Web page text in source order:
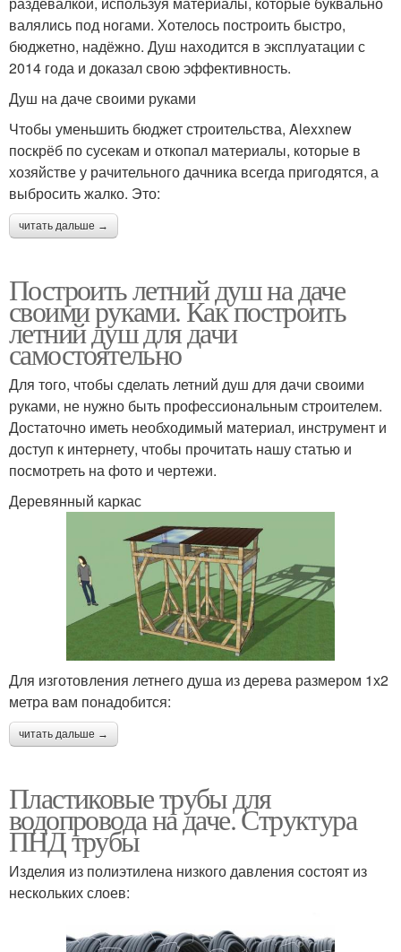
валялись под ногами. Хотелось построить быстро,
бюджетно, надёжно. Душ находится в эксплуатации с
2014 года и доказал свою эффективность.
Душ на даче своими руками
Чтобы уменьшить бюджет строительства, Alexxnew
поскрёб по сусекам и откопал материалы, которые в
хозяйстве у рачительного дачника всегда пригодятся, а
выбросить жалко. Это:
читать дальше →
Построить летний душ на даче
своими руками. Как построить
летний душ для дачи
самостоятельно
Для того, чтобы сделать летний душ для дачи своими
руками, не нужно быть профессиональным строителем.
Достаточно иметь необходимый материал, инструмент и
доступ к интернету, чтобы прочитать нашу статью и
посмотреть на фото и чертежи.
Деревянный каркас
Для изготовления летнего душа из дерева размером 1х2
метра вам понадобится:
читать дальше →
Пластиковые трубы для
водопровода на даче. Структура
ПНД трубы
Изделия из полиэтилена низкого давления состоят из
нескольких слоев: